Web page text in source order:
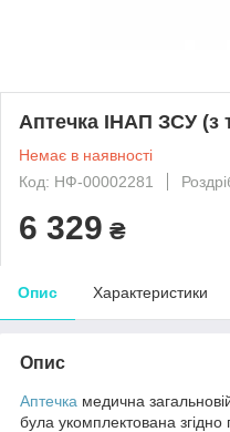
Аптечка ІНАП ЗСУ (з
Немає в наявності
Код: НФ-00002281
6 329 ₴
Опис Характеристики
Опис
Аптечка медична
була укомплектована